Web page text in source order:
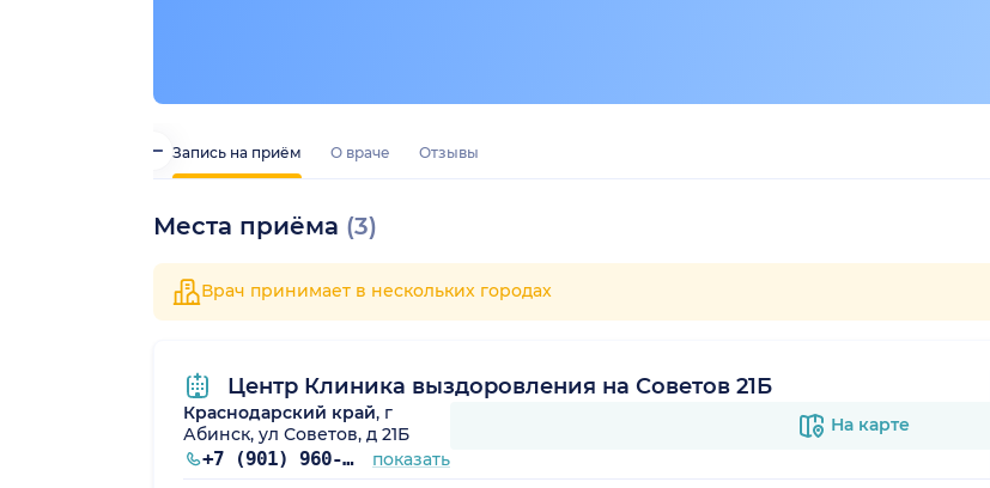
Запись на приём О враче Отзывы
Места приёма (3)
Врач принимает в нескольких городах
Центр Клиника выздоровления на Советов 21Б
Краснодарский край, г
Абинск, ул Советов, д 21Б
+7 (901) 960-76-09 показать
На карте